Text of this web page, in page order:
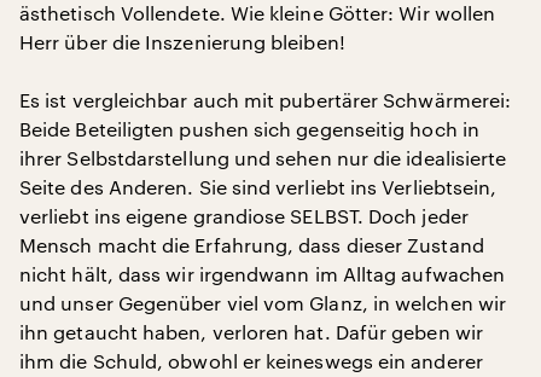
ästhetisch Vollendete. Wie kleine Götter: Wir wollen
Herr über die Inszenierung bleiben!
Es ist vergleichbar auch mit pubertärer Schwärmerei:
Beide Beteiligten pushen sich gegenseitig hoch in
ihrer Selbstdarstellung und sehen nur die idealisierte
Seite des Anderen. Sie sind verliebt ins Verliebtsein,
verliebt ins eigene grandiose SELBST. Doch jeder
Mensch macht die Erfahrung, dass dieser Zustand
nicht hält, dass wir irgendwann im Alltag aufwachen
und unser Gegenüber viel vom Glanz, in welchen wir
ihn getaucht haben, verloren hat. Dafür geben wir
ihm die Schuld, obwohl er keineswegs ein anderer